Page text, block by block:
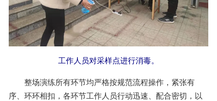
工作人员对采样点进行消毒。
整场演练所有环节均严格按规范流程操作，紧张有
序、环环相扣，各环节工作人员行动迅速、配合密切，以